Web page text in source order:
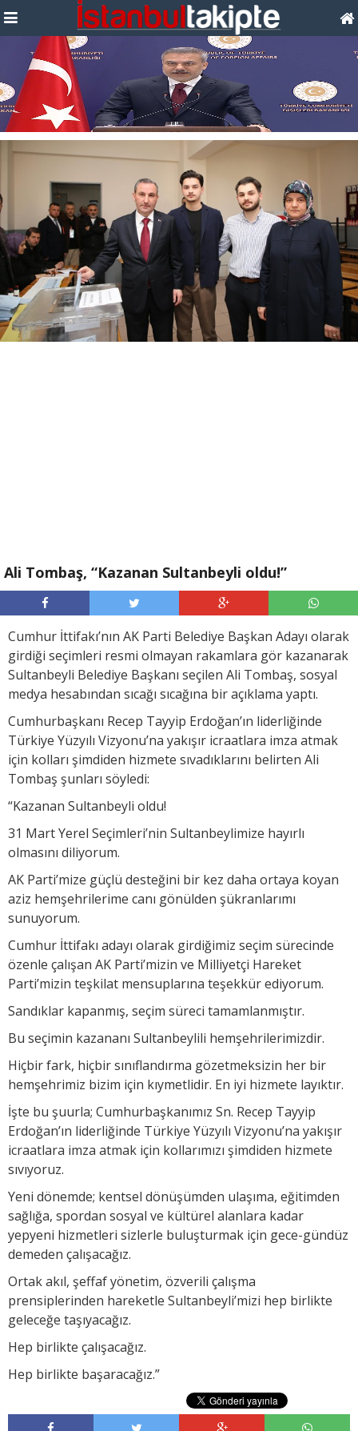
Ali Tombaş, “Kazanan Sultanbeyli oldu!”
Cumhur İttifakı’nın AK Parti Belediye Başkan Adayı olarak
girdiği seçimleri resmi olmayan rakamlara gör kazanarak
Sultanbeyli Belediye Başkanı seçilen Ali Tombaş, sosyal
medya hesabından sıcağı sıcağına bir açıklama yaptı.
Cumhurbaşkanı Recep Tayyip Erdoğan’ın liderliğinde
Türkiye Yüzyılı Vizyonu’na yakışır icraatlara imza atmak
için kolları şimdiden hizmete sıvadıklarını belirten Ali
Tombaş şunları söyledi:
“Kazanan Sultanbeyli oldu!
31 Mart Yerel Seçimleri’nin Sultanbeylimize hayırlı
olmasını diliyorum.
AK Parti’mize güçlü desteğini bir kez daha ortaya koyan
aziz hemşehrilerime canı gönülden şükranlarımı
sunuyorum.
Cumhur İttifakı adayı olarak girdiğimiz seçim sürecinde
özenle çalışan AK Parti’mizin ve Milliyetçi Hareket
Parti’mizin teşkilat mensuplarına teşekkür ediyorum.
Sandıklar kapanmış, seçim süreci tamamlanmıştır.
Bu seçimin kazananı Sultanbeylili hemşehrilerimizdir.
Hiçbir fark, hiçbir sınıflandırma gözetmeksizin her bir
hemşehrimiz bizim için kıymetlidir. En iyi hizmete layıktır.
İşte bu şuurla; Cumhurbaşkanımız Sn. Recep Tayyip
Erdoğan’ın liderliğinde Türkiye Yüzyılı Vizyonu’na yakışır
icraatlara imza atmak için kollarımızı şimdiden hizmete
sıvıyoruz.
Yeni dönemde; kentsel dönüşümden ulaşıma, eğitimden
sağlığa, spordan sosyal ve kültürel alanlara kadar
yepyeni hizmetleri sizlerle buluşturmak için gece-gündüz
demeden çalışacağız.
Ortak akıl, şeffaf yönetim, özverili çalışma
prensiplerinden hareketle Sultanbeyli’mizi hep birlikte
geleceğe taşıyacağız.
Hep birlikte çalışacağız.
Hep birlikte başaracağız.”